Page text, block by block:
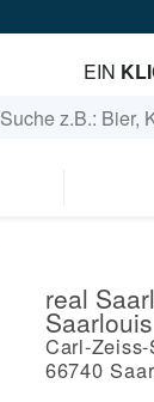
EIN
real
Saarlouis
Carl-
66740